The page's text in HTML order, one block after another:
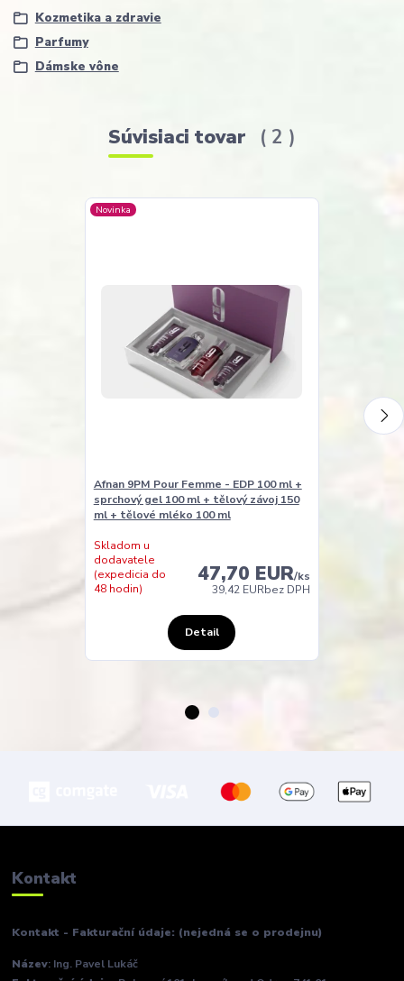
Kozmetika a zdravie
Parfumy
Dámske vône
Súvisiaci tovar 2
Novinka
Afnan 9PM Pour Femme - EDP 100 ml +
sprchový gel 100 ml + tělový závoj 150
ml + tělové mléko 100 ml
47,70 EUR/ks
39,42 EURbez DPH
Skladom u
dodavatele
(expedicia do
48 hodin)
Detail
Kontakt
Kontakt - Fakturační údaje: (nejedná se o prodejnu)
Název: Ing. Pavel Lukáč